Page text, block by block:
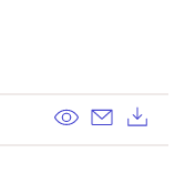
View Send